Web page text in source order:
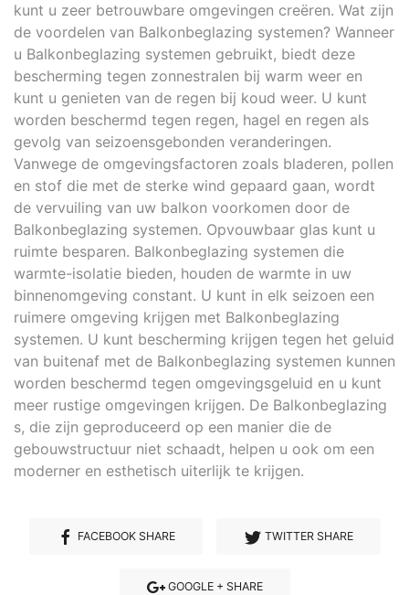
kunt u zeer betrouwbare omgevingen creëren. Wat zijn
de voordelen van Balkonbeglazing systemen? Wanneer
u Balkonbeglazing systemen gebruikt, biedt deze
bescherming tegen zonnestralen bij warm weer en
kunt u genieten van de regen bij koud weer. U kunt
worden beschermd tegen regen, hagel en regen als
gevolg van seizoensgebonden veranderingen.
Vanwege de omgevingsfactoren zoals bladeren, pollen
en stof die met de sterke wind gepaard gaan, wordt
de vervuiling van uw balkon voorkomen door de
Balkonbeglazing systemen. Opvouwbaar glas kunt u
ruimte besparen. Balkonbeglazing systemen die
warmte-isolatie bieden, houden de warmte in uw
binnenomgeving constant. U kunt in elk seizoen een
ruimere omgeving krijgen met Balkonbeglazing
systemen. U kunt bescherming krijgen tegen het geluid
van buitenaf met de Balkonbeglazing systemen kunnen
worden beschermd tegen omgevingsgeluid en u kunt
meer rustige omgevingen krijgen. De Balkonbeglazing
s, die zijn geproduceerd op een manier die de
gebouwstructuur niet schaadt, helpen u ook om een
moderner en esthetisch uiterlijk te krijgen.
FACEBOOK SHARE TWITTER SHARE
GOOGLE + SHARE